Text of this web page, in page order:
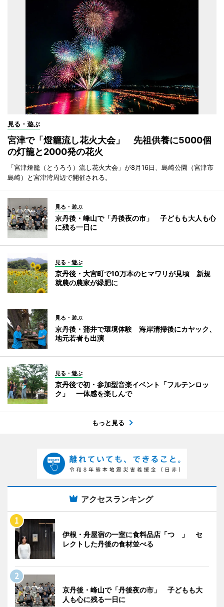
見る・遊ぶ
宮津で「燈籠流し花火大会」 先祖供養に5000個
の灯籠と2000発の花火
「宮津燈籠（とうろう）流し花火大会」が8月16日、島崎公園（宮津市
島崎）と宮津湾周辺で開催される。
見る・遊ぶ
京丹後・峰山で「丹後夜の市」 子どもも大人も心
に残る一日に
見る・遊ぶ
京丹後・大宮町で10万本のヒマワリが見頃 新規
就農の農家が緑肥に
見る・遊ぶ
京丹後・蒲井で環境体験 海岸清掃後にカヤック、
地元若者も出演
見る・遊ぶ
京丹後で初・参加型音楽イベント「フルテンロッ
ク」 一体感を楽しんで
もっと見る
アクセスランキング
伊根・舟屋宿の一室に食料品店「つゝ」 セ
レクトした丹後の食材並べる
京丹後・峰山で「丹後夜の市」 子どもも大
人も心に残る一日に